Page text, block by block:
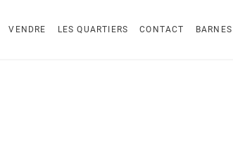
VENDRE LES QUARTIERS CONTACT BARNES